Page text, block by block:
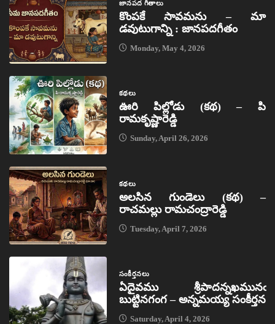
జానపద గీతాలు
కొంపకే సావమను – మా
డవుటుగాన్ని : జానపదగీతం
Monday, May 4, 2026
కథలు
ఊరి పిల్లోడు (కథ) – పి
రామకృష్ణారెడ్డి
Sunday, April 26, 2026
కథలు
అలసిన గుండెలు (కథ) –
రాచమల్లు రామచంద్రారెడ్డి
Tuesday, April 7, 2026
సంకీర్తనలు
ఏదైవము శ్రీపాదన్నఖమునఁ
బుట్టినగంగ – అన్నమయ్య సంకీర్తన
Saturday, April 4, 2026